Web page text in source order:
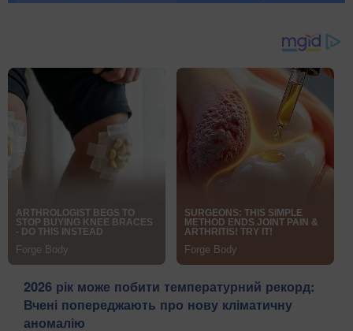
2026 рік може побити температурний рекорд:
Вчені попереджають про нову кліматичну
аномалію